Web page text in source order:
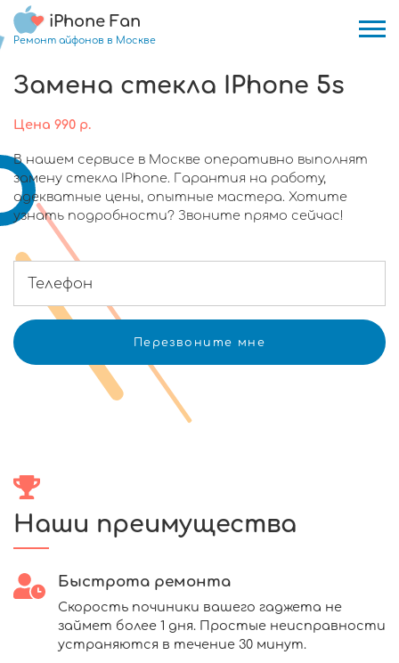
iPhone Fan
Ремонт айфонов в Москве
Замена стекла IPhone 5s
Цена 990 р.
В нашем сервисе в Москве оперативно выполнят
замену стекла IPhone. Гарантия на работу,
адекватные цены, опытные мастера. Хотите
узнать подробности? Звоните прямо сейчас!
Наши преимущества
Быстрота ремонта
Скорость починики вашего гаджета не
займет более 1 дня. Простые неисправности
устраняются в течение 30 минут.